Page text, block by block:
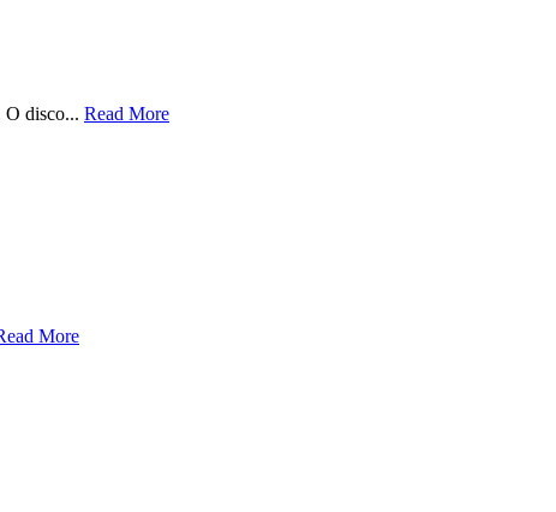
O disco... Read More
More